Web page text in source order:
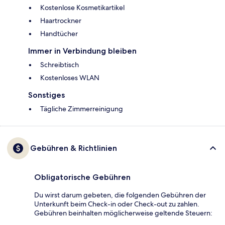
Kostenlose Kosmetikartikel
Haartrockner
Handtücher
Immer in Verbindung bleiben
Schreibtisch
Kostenloses WLAN
Sonstiges
Tägliche Zimmerreinigung
Gebühren & Richtlinien
Obligatorische Gebühren
Du wirst darum gebeten, die folgenden Gebühren der
Unterkunft beim Check-in oder Check-out zu zahlen.
Gebühren beinhalten möglicherweise geltende Steuern: